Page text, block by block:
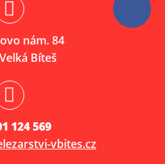
nám. 84
Bíteš
124 569
vbites.cz